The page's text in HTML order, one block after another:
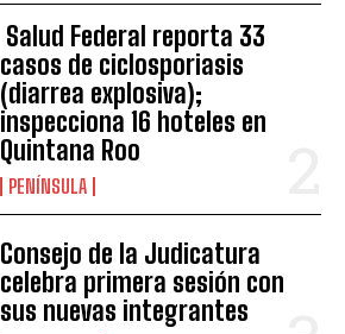
Salud Federal reporta 33
casos de ciclosporiasis
(diarrea explosiva);
inspecciona 16 hoteles en
Quintana Roo
PENÍNSULA
Consejo de la Judicatura
celebra primera sesión con
sus nuevas integrantes